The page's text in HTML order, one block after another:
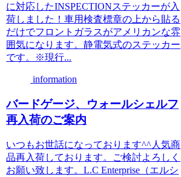
に対応したINSPECTIONステッカーが入
荷しました！車用検査標章の上から貼る
だけでフロントガラスがアメリカンな雰
囲気になります。静電気式のステッカー
です。※現行...
information
バードゲージ、ウォールシェルフ
再入荷のご案内
いつもお世話になっております^^人気商
品再入荷しております。ご検討よろしく
お願い致します。L.C Enterprise（エルシ